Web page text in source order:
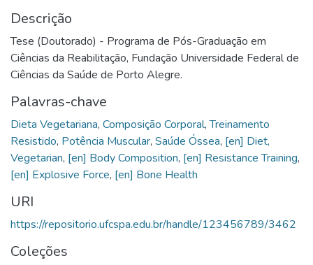
Descrição
Tese (Doutorado) - Programa de Pós-Graduação em
Ciências da Reabilitação, Fundação Universidade Federal de
Ciências da Saúde de Porto Alegre.
Palavras-chave
Dieta Vegetariana, Composição Corporal,Treinamento
Resistido, Potência Muscular, Saúde Óssea, [en] Diet,
Vegetarian, [en] Body Composition, [en] Resistance Training,
[en] Explosive Force, [en] Bone Health
URI
https://repositorio.ufcspa.edu.br/handle/123456789/3462
Coleções